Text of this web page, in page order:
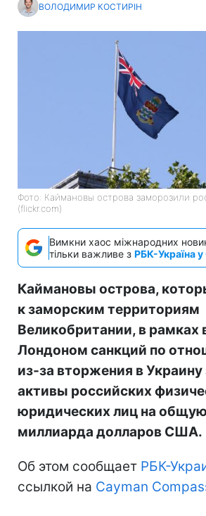
ВОЛОДИМИР КОСТИРІН
Фото: Каймановы острова заморозили
(flickr.com)
Вимкни хаос міжнародних
тільки важливе з РБК-Україна
Каймановы острова,
к заморским территориям
Великобритании, в рамках
Лондоном санкций по
из-за вторжения в
активы российских
юридических лиц на
миллиарда долларов США.
Об этом сообщает РБК-
ссылкой на Cayman